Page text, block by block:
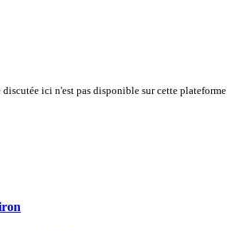
ici n'est pas disponible sur cette plateforme.